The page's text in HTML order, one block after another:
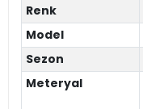
Renk
Model
Sezon
Meteryal